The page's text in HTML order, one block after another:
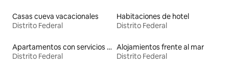
Casas cueva vacacionales
Distrito Federal
Habitaciones de hotel
Distrito Federal
Apartamentos con servicios incluidos vacacionales
Distrito Federal
Alojamientos frente al mar
Distrito Federal